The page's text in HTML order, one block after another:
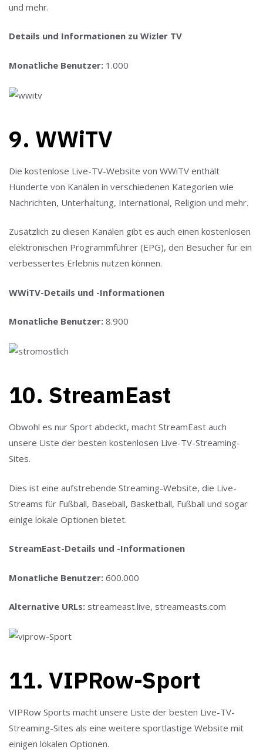
und mehr.
Details und Informationen zu Wizler TV
Monatliche Benutzer: 1.000
9. WWiTV
Die kostenlose Live-TV-Website von WWiTV enthält
Hunderte von Kanälen in verschiedenen Kategorien wie
Nachrichten, Unterhaltung, International, Religion und mehr.
Zusätzlich zu diesen Kanälen gibt es auch einen kostenlosen
elektronischen Programmführer (EPG), den Besucher für ein
verbessertes Erlebnis nutzen können.
WWiTV-Details und -Informationen
Monatliche Benutzer: 8.900
10. StreamEast
Obwohl es nur Sport abdeckt, macht StreamEast auch
unsere Liste der besten kostenlosen Live-TV-Streaming-
Sites.
Dies ist eine aufstrebende Streaming-Website, die Live-
Streams für Fußball, Baseball, Basketball, Fußball und sogar
einige lokale Optionen bietet.
StreamEast-Details und -Informationen
Monatliche Benutzer: 600.000
Alternative URLs: streameast.live, streameasts.com
11. VIPRow-Sport
VIPRow Sports macht unsere Liste der besten Live-TV-
Streaming-Sites als eine weitere sportlastige Website mit
einigen lokalen Optionen.